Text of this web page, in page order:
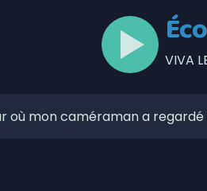
VIVA
où mon caméraman a